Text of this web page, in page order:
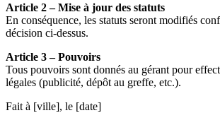
Article 2 – Mise à jour des statuts
En conséquence, les statuts seront modifiés
décision ci-dessus.
Article 3 – Pouvoirs
Tous pouvoirs sont donnés au gérant pour
légales (publicité, dépôt au greffe, etc.).
Fait à [ville], le [date]